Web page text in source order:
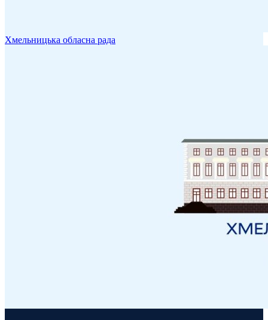
Хмельницька обласна рада